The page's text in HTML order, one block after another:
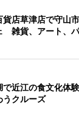
貨店草津店で守山
雑貨、アート、
で近江の食文化体
うクルーズ